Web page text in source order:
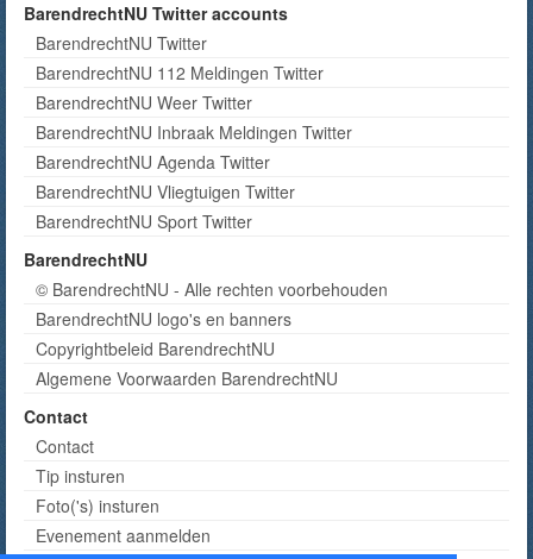
BarendrechtNU Twitter accounts
BarendrechtNU Twitter
BarendrechtNU 112 Meldingen Twitter
BarendrechtNU Weer Twitter
BarendrechtNU Inbraak Meldingen Twitter
BarendrechtNU Agenda Twitter
BarendrechtNU Vliegtuigen Twitter
BarendrechtNU Sport Twitter
BarendrechtNU
© BarendrechtNU - Alle rechten voorbehouden
BarendrechtNU logo's en banners
Copyrightbeleid BarendrechtNU
Algemene Voorwaarden BarendrechtNU
Contact
Contact
Tip insturen
Foto('s) insturen
Evenement aanmelden